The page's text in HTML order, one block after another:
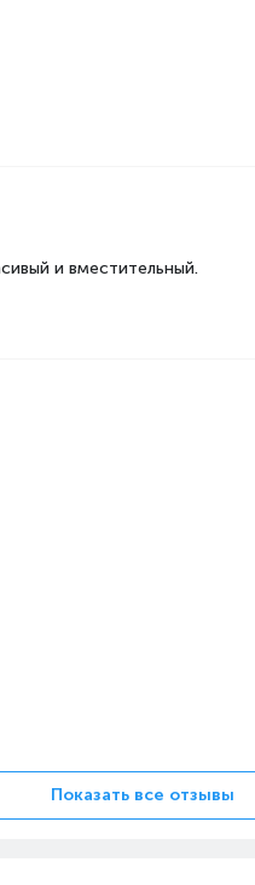
двери
и вместительный.
Показать все отзывы